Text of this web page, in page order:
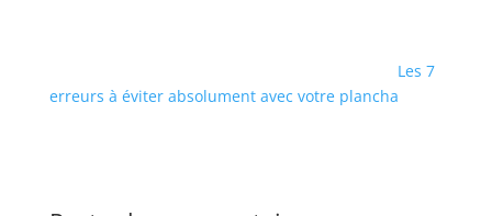
Les 7
erreurs à éviter absolument avec votre plancha